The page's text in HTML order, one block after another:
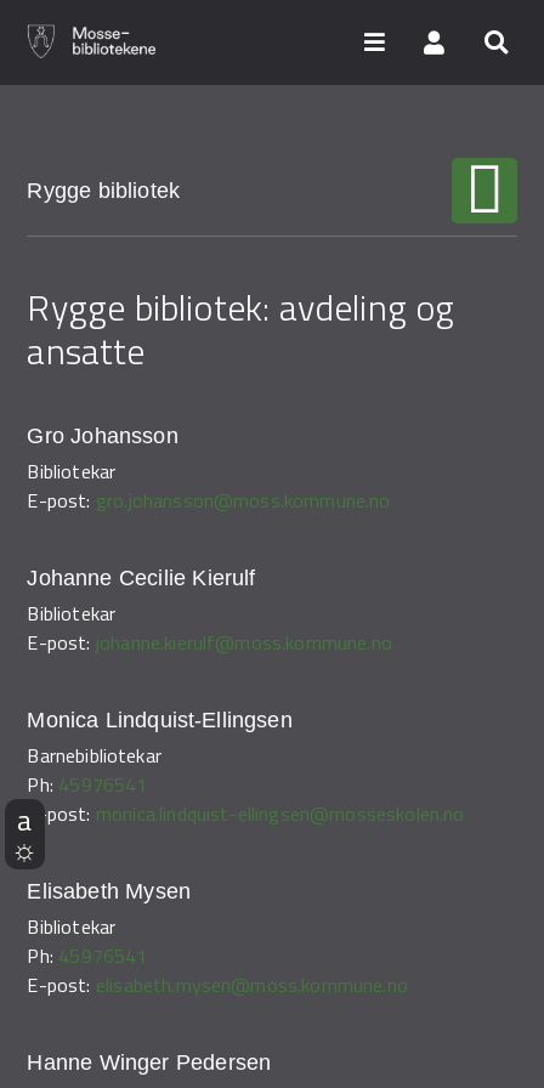
Arrangementer
Bibliotekene
Rygge bibliotek
Rygge bibliotek: avdeling og
ansatte
Gro Johansson
Bibliotekar
E-post: gro.johansson@moss.kommune.no
Johanne Cecilie Kierulf
Bibliotekar
E-post: johanne.kierulf@moss.kommune.no
Monica Lindquist-Ellingsen
Barnebibliotekar
Ph: 45976541
E-post: monica.lindquist-ellingsen@mosseskolen.no
Elisabeth Mysen
Bibliotekar
Ph: 45976541
E-post: elisabeth.mysen@moss.kommune.no
Hanne Winger Pedersen